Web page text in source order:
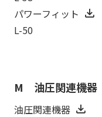
パワーフィット
L-50
M 油圧関連機器
油圧関連機器